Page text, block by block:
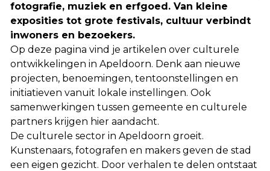
fotografie, muziek en erfgoed. Van kleine
exposities tot grote festivals, cultuur verbindt
inwoners en bezoekers.
Op deze pagina vind je artikelen over culturele
ontwikkelingen in Apeldoorn. Denk aan nieuwe
projecten, benoemingen, tentoonstellingen en
initiatieven vanuit lokale instellingen. Ook
samenwerkingen tussen gemeente en culturele
partners krijgen hier aandacht.
De culturele sector in Apeldoorn groeit.
Kunstenaars, fotografen en makers geven de stad
een eigen gezicht. Door verhalen te delen ontstaat